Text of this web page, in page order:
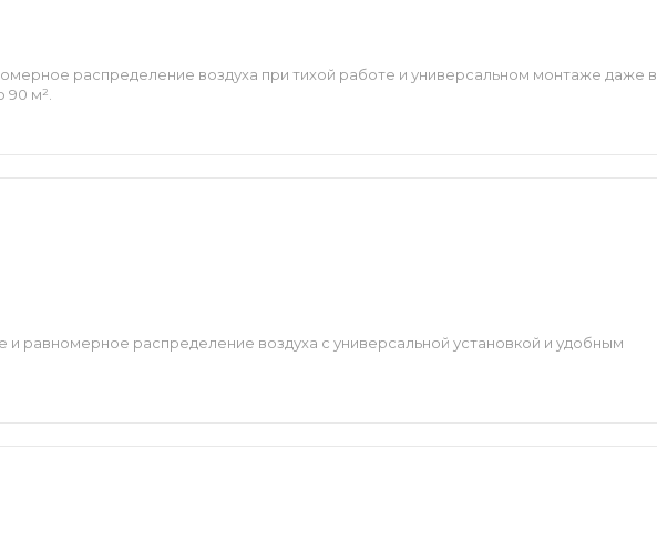
распределение воздуха при тихой работе и универсальном монтаже даже в
м².
равномерное распределение воздуха с универсальной установкой и удобным